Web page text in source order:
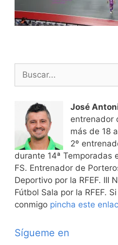
Buscar:
José
entrenador
más de 18
2º
durante 14ª Temporadas
FS. Entrenador de
Deportivo por la RFEF. III
Fútbol Sala por la RFEF.
conmigo pincha este
Sígueme en